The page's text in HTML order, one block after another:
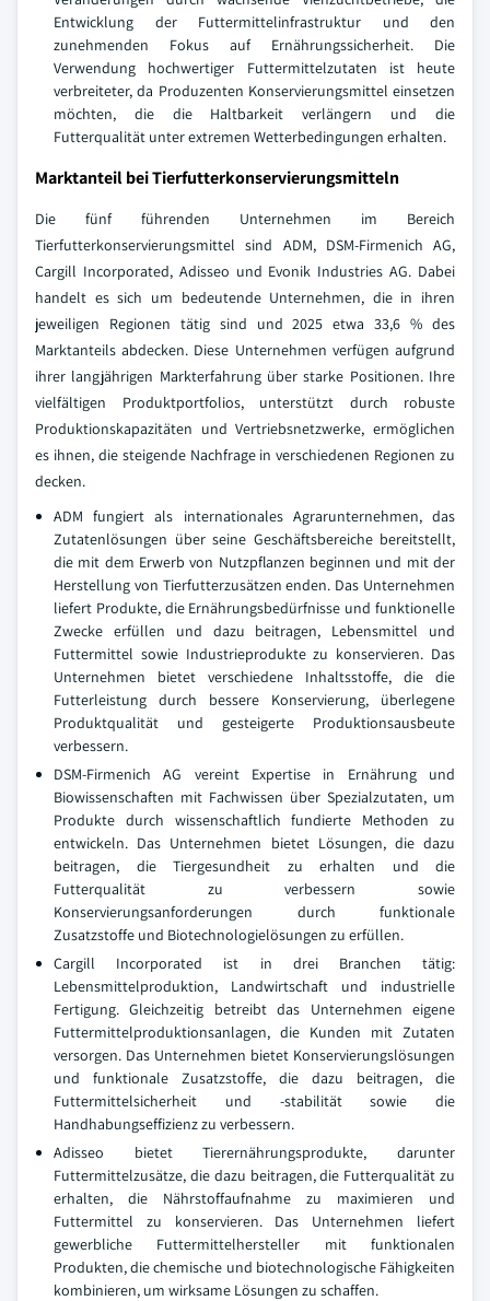
Entwicklung der Futtermittelinfrastruktur und den
zunehmenden Fokus auf Ernährungssicherheit. Die
Verwendung hochwertiger Futtermittelzutaten ist heute
verbreiteter, da Produzenten Konservierungsmittel einsetzen
möchten, die die Haltbarkeit verlängern und die
Futterqualität unter extremen Wetterbedingungen erhalten.
Marktanteil bei Tierfutterkonservierungsmitteln
Die fünf führenden Unternehmen im Bereich
Tierfutterkonservierungsmittel sind ADM, DSM-Firmenich AG,
Cargill Incorporated, Adisseo und Evonik Industries AG. Dabei
handelt es sich um bedeutende Unternehmen, die in ihren
jeweiligen Regionen tätig sind und 2025 etwa 33,6 % des
Marktanteils abdecken. Diese Unternehmen verfügen aufgrund
ihrer langjährigen Markterfahrung über starke Positionen. Ihre
vielfältigen Produktportfolios, unterstützt durch robuste
Produktionskapazitäten und Vertriebsnetzwerke, ermöglichen
es ihnen, die steigende Nachfrage in verschiedenen Regionen zu
decken.
ADM fungiert als internationales Agrarunternehmen, das
Zutatenlösungen über seine Geschäftsbereiche bereitstellt,
die mit dem Erwerb von Nutzpflanzen beginnen und mit der
Herstellung von Tierfutterzusätzen enden. Das Unternehmen
liefert Produkte, die Ernährungsbedürfnisse und funktionelle
Zwecke erfüllen und dazu beitragen, Lebensmittel und
Futtermittel sowie Industrieprodukte zu konservieren. Das
Unternehmen bietet verschiedene Inhaltsstoffe, die die
Futterleistung durch bessere Konservierung, überlegene
Produktqualität und gesteigerte Produktionsausbeute
verbessern.
DSM‑Firmenich AG vereint Expertise in Ernährung und
Biowissenschaften mit Fachwissen über Spezialzutaten, um
Produkte durch wissenschaftlich fundierte Methoden zu
entwickeln. Das Unternehmen bietet Lösungen, die dazu
beitragen, die Tiergesundheit zu erhalten und die
Futterqualität zu verbessern sowie
Konservierungsanforderungen durch funktionale
Zusatzstoffe und Biotechnologielösungen zu erfüllen.
Cargill Incorporated ist in drei Branchen tätig:
Lebensmittelproduktion, Landwirtschaft und industrielle
Fertigung. Gleichzeitig betreibt das Unternehmen eigene
Futtermittelproduktionsanlagen, die Kunden mit Zutaten
versorgen. Das Unternehmen bietet Konservierungslösungen
und funktionale Zusatzstoffe, die dazu beitragen, die
Futtermittelsicherheit und -stabilität sowie die
Handhabungseffizienz zu verbessern.
Adisseo bietet Tierernährungsprodukte, darunter
Futtermittelzusätze, die dazu beitragen, die Futterqualität zu
erhalten, die Nährstoffaufnahme zu maximieren und
Futtermittel zu konservieren. Das Unternehmen liefert
gewerbliche Futtermittelhersteller mit funktionalen
Produkten, die chemische und biotechnologische Fähigkeiten
kombinieren, um wirksame Lösungen zu schaffen.